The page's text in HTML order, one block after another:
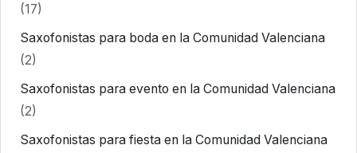
(17)
Saxofonistas para boda en la Comunidad Valenciana
(2)
Saxofonistas para evento en la Comunidad Valenciana
(2)
Saxofonistas para fiesta en la Comunidad Valenciana